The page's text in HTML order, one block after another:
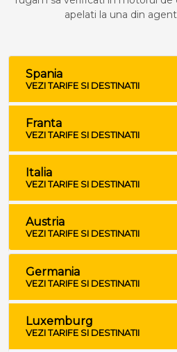
apelati la una din
Spania
VEZI TARIFE SI DESTINATII
Franta
VEZI TARIFE SI DESTINATII
Italia
VEZI TARIFE SI DESTINATII
Austria
VEZI TARIFE SI DESTINATII
Germania
VEZI TARIFE SI DESTINATII
Luxemburg
VEZI TARIFE SI DESTINATII